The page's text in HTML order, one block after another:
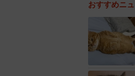
おすすめニ